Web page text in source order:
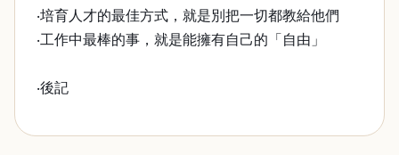
‧培育人才的最佳方式，就是別把一切都教給他們
‧工作中最棒的事，就是能擁有自己的「自由」
‧後記